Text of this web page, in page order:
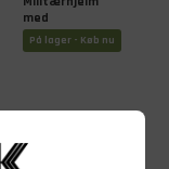
med
hjelmovertræk,
Børn
På lager - Køb nu